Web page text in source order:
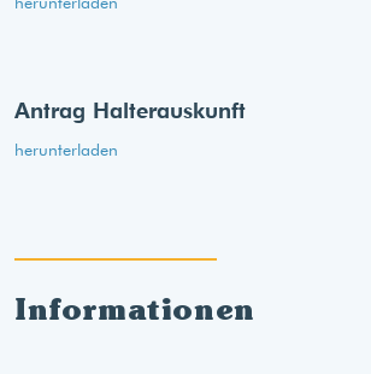
Informationen
Antrag Halterauskunft
herunterladen